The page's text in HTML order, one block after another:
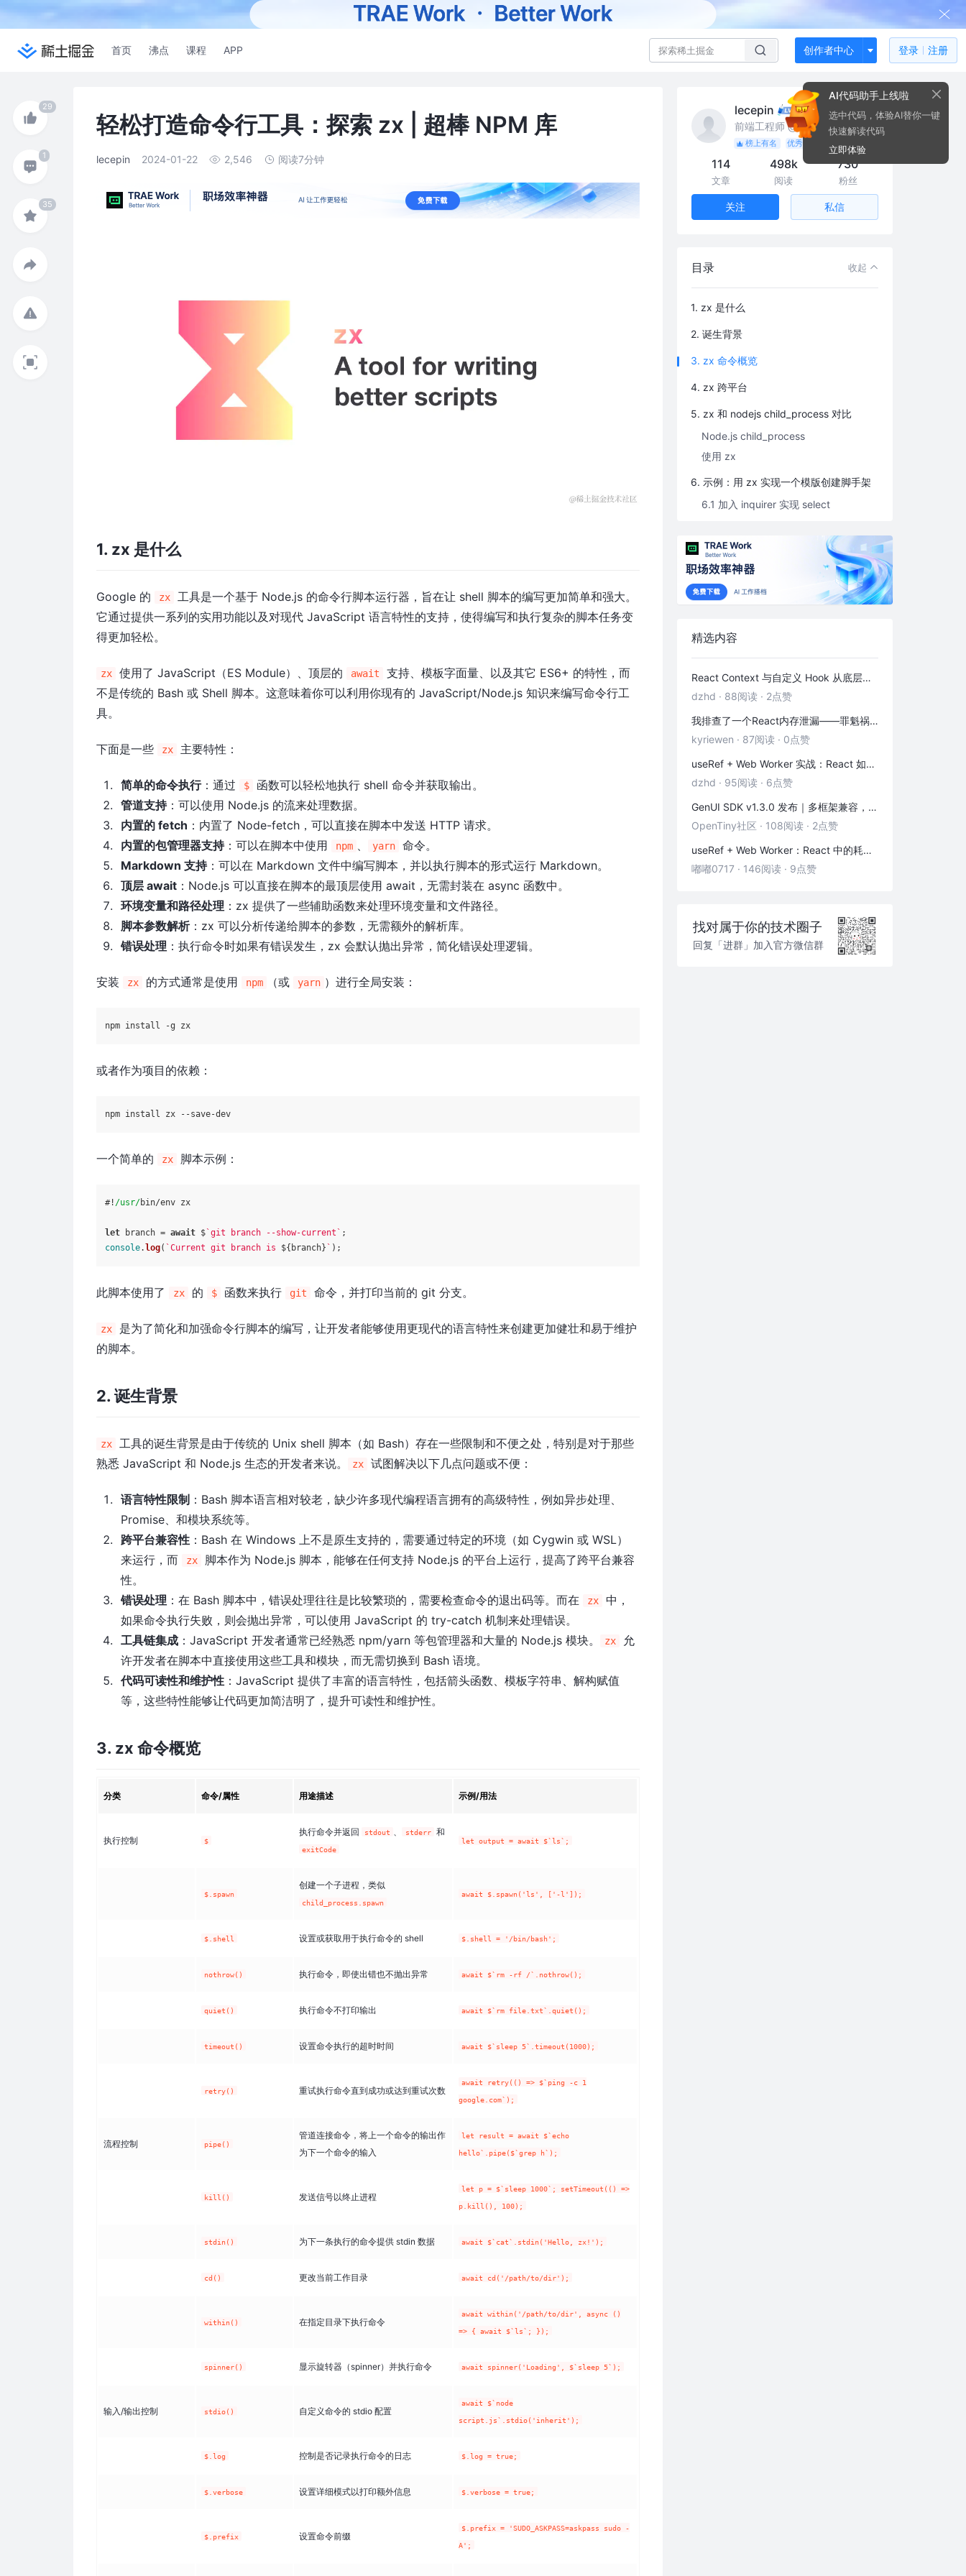
首页 沸点 课程 APP 创作者中心 登录 注册
轻松打造命令行工具：探索 zx | 超棒 NPM 库
lecepin 2024-01-22 2,546 阅读7分钟
1. zx 是什么
Google 的 zx
工具是一个基于 Node.js 的命令行脚本运行器，旨在让 shell 脚本的编写更加简单和强大。
它通过提供一系列的实用功能以及对现代 JavaScript 语言特性的支持，使得编写和执行复杂的脚本任务变
得更加轻松。
zx 使用了 JavaScript（ES Module）、顶层的 await
支持、模板字面量、以及其它 ES6+ 的特性，而
不是传统的 Bash 或 Shell 脚本。这意味着你可以利用你现有的 JavaScript/Node.js 知识来编写命令行工
具。
下面是一些 zx 主要特性：
简单的命令执行：通过 $
函数可以轻松地执行 shell 命令并获取输出。
管道支持：可以使用 Node.js 的流来处理数据。
内置的 fetch ：内置了 Node-fetch，可以直接在脚本中发送 HTTP 请求。
内置的包管理器支持：可以在脚本中使用 npm yarn
命令。
Markdown 支持：可以在 Markdown 文件中编写脚本，并以执行脚本的形式运行 Markdown。
顶层 await ：Node.js 可以直接在脚本的最顶层使用 await，无需封装在 async 函数中。
环境变量和路径处理 ：zx 提供了一些辅助函数来处理环境变量和文件路径。
脚本参数解析：zx 可以分析传递给脚本的参数，无需额外的解析库。
错误处理 ：执行命令时如果有错误发生，zx 会默认抛出异常，简化错误处理逻辑。
安装 zx 的方式通常是使用 npm （或 yarn ）进行全局安装：
或者作为项目的依赖：
一个简单的 zx 脚本示例：
#! /usr/bin/env zx
let branch = await $`git branch --show-current`
console.log( `Current git branch is ${branch} `
此脚本使用了 zx 的 $ 函数来执行 git 命令，并打印当前的 git 分支。
zx
是为了简化和加强命令行脚本的编写，让开发者能够使用更现代的语言特性来创建更加健壮和易于维护
的脚本。
2. 诞生背景
zx
工具的诞生背景是由于传统的 Unix shell 脚本（如 Bash）存在一些限制和不便之处，特别是对于那些
熟悉 JavaScript 和 Node.js 生态的开发者来说。
zx 试图解决以下几点问题或不便：
语言特性限制 ：Bash 脚本语言相对较老，缺少许多现代编程语言拥有的高级特性，例如异步处理、
Promise、和模块系统等。
跨平台兼容性 ：Bash 在 Windows 上不是原生支持的，需要通过特定的环境（如 Cygwin 或 WSL）
来运行，而
zx
脚本作为 Node.js 脚本，能够在任何支持 Node.js 的平台上运行，提高了跨平台兼容
性。
错误处理 ：在 Bash 脚本中，错误处理往往是比较繁琐的，需要检查命令的退出码等。而在 zx
中，
如果命令执行失败，则会抛出异常，可以使用 JavaScript 的 try-catch 机制来处理错误。
工具链集成 ：JavaScript 开发者通常已经熟悉 npm/yarn 等包管理器和大量的 Node.js 模块。 zx
允
许开发者在脚本中直接使用这些工具和模块，而无需切换到 Bash 语境。
代码可读性和维护性 ：JavaScript 提供了丰富的语言特性，包括箭头函数、模板字符串、解构赋值
等，这些特性能够让代码更加简洁明了，提升可读性和维护性。
3. zx 命令概览
分类 命令/属性 用途描述 示例/用法
执行控制 $
执行命令并返回 stdout stderr 和
exitCode
let output = await $`ls`;
$.spawn
创建一个子进程，类似
child_process.spawn
await $.spawn('ls', ['-l']);
$.shell 设置或获取用于执行命令的 shell $.shell = '/bin/bash';
nothrow() 执行命令，即使出错也不抛出异常 await $`rm -rf /`.nothrow();
quiet() 执行命令不打印输出 await $`rm file.txt`.quiet();
timeout() 设置命令执行的超时时间 await $`sleep 5`.timeout(1000);
retry() 重试执行命令直到成功或达到重试次数
await retry(() => $`ping -c 1
google.com`);
流程控制 pipe()
管道连接命令，将上一个命令的输出作
为下一个命令的输入
let result = await $`echo
hello`.pipe($`grep h`);
kill() 发送信号以终止进程
let p = $`sleep 1000`; setTimeout(() =>
p.kill(), 100);
stdin() 为下一条执行的命令提供 stdin 数据 await $`cat`.stdin('Hello, zx!');
cd() 更改当前工作目录 await cd('/path/to/dir');
within() 在指定目录下执行命令
await within('/path/to/dir', async ()
=> { await $`ls`; });
spinner() 显示旋转器（spinner）并执行命令 await spinner('Loading', $`sleep 5`);
输入/输出控制 stdio() 自定义命令的 stdio 配置
await $`node
script.js`.stdio('inherit');
$.log 控制是否记录执行命令的日志 $.log = true;
$.verbose 设置详细模式以打印额外信息 $.verbose = true;
$.prefix 设置命令前缀
$.prefix = 'SUDO_ASKPASS=askpass sudo -
A';
lecepin
前端工程师 @阿里巴巴
榜上有名 优秀作者
114
文章
498k
阅读
730
粉丝
关注 私信
目录 收起
1. zx 是什么
2. 诞生背景
3. zx 命令概览
4. zx 跨平台
5. zx 和 nodejs child_process 对比
Node.js child_process
使用 zx
6. 示例：用 zx 实现一个模版创建脚手架
6.1 加入 inquirer 实现 select
精选内容
React Context 与自定义 Hook 从底层到实践：「跨层级通信 + 副作用封装」全解析
dzhd · 88阅读 · 2点赞
我排查了一个React内存泄漏——罪魁祸首是这3个被忽略的清理函数
kyriewen · 87阅读 · 0点赞
useRef + Web Worker 实战：React 如何优雅地拥抱多线程
dzhd · 95阅读 · 6点赞
GenUI SDK v1.3.0 发布｜多框架兼容，一键换物料，渲染器 & 演练场全面增强！
OpenTiny社区 · 108阅读 · 2点赞
useRef + Web Worker：React 中的耗时计算不卡页面
嘟嘟0717 · 146阅读 · 9点赞
找对属于你的技术圈子
回复「进群」加入官方微信群
AI代码助手上线啦
选中代码，体验AI替你一键
快速解读代码
立即体验